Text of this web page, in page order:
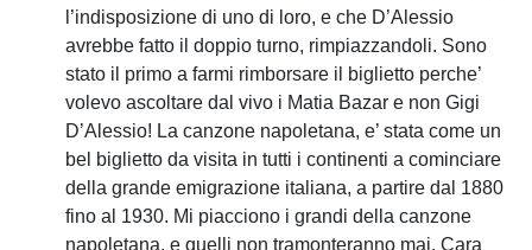
l’indisposizione di uno di loro, e che D’Alessio
avrebbe fatto il doppio turno, rimpiazzandoli. Sono
stato il primo a farmi rimborsare il biglietto perche’
volevo ascoltare dal vivo i Matia Bazar e non Gigi
D’Alessio! La canzone napoletana, e’ stata come un
bel biglietto da visita in tutti i continenti a cominciare
della grande emigrazione italiana, a partire dal 1880
fino al 1930. Mi piacciono i grandi della canzone
napoletana, e quelli non tramonteranno mai. Cara